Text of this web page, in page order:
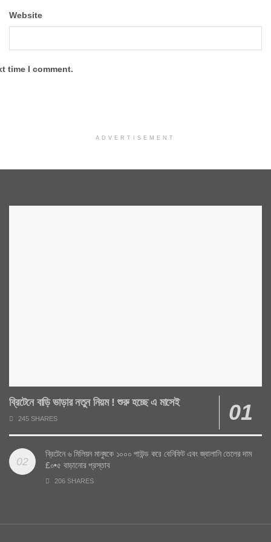
Website
time I comment.
ADVERTISEMENT
ব্রিটেনে বাড়ি ভাড়ার নতুন নিয়ম ! শুরু হচ্ছে এ মাসেই
245 SHARES
ব্রিটেনে ৬ মিলিয়ন মানুষকে ১০০০ পাউন্ড করে বেনিফিট এবং জ্বালানি তেলের দাম
£০•৫ বাড়ানোর প্রস্তাব
206 SHARES